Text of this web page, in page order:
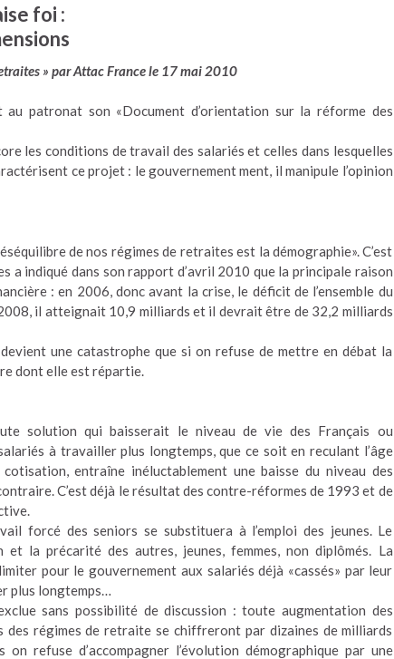
foi :
» par Attac France le 17 mai 2010
au patronat son «Document d’orientation sur la réforme des
les conditions de travail des salariés et celles dans lesquelles
ce projet : le gouvernement ment, il manipule l’opinion
de nos régimes de retraites est la démographie». C’est
a indiqué dans son rapport d’avril 2010 que la principale raison
: en 2006, donc avant la crise, le déficit de l’ensemble du
il atteignait 10,9 milliards et il devrait être de 32,2 milliards
une catastrophe que si on refuse de mettre en débat la
dont elle est répartie.
solution qui baisserait le niveau de vie des Français ou
à travailler plus longtemps, que ce soit en reculant l’âge
entraîne inéluctablement une baisse du niveau des
C’est déjà le résultat des contre-réformes de 1993 et de
forcé des seniors se substituera à l’emploi des jeunes. Le
la précarité des autres, jeunes, femmes, non diplômés. La
pour le gouvernement aux salariés déjà «cassés» par leur
plus longtemps…
sans possibilité de discussion : toute augmentation des
régimes de retraite se chiffreront par dizaines de milliards
refuse d’accompagner l’évolution démographique par une